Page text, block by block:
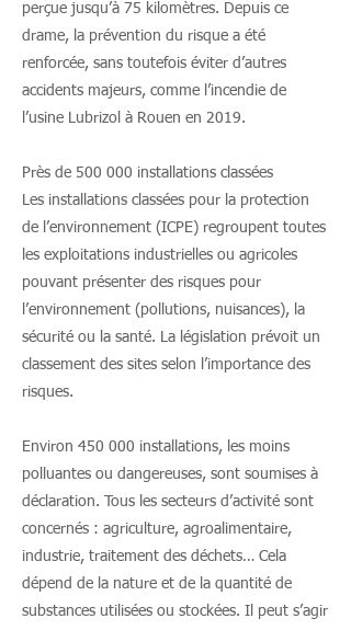
perçue jusqu’à 75 kilomètres. Depuis ce
drame, la prévention du risque a été
renforcée, sans toutefois éviter d’autres
accidents majeurs, comme l’incendie de
l’usine Lubrizol à Rouen en 2019.
Près de 500 000 installations classées
Les installations classées pour la protection
de l’environnement (ICPE) regroupent toutes
les exploitations industrielles ou agricoles
pouvant présenter des risques pour
l’environnement (pollutions, nuisances), la
sécurité ou la santé. La législation prévoit un
classement des sites selon l’importance des
risques.
Environ 450 000 installations, les moins
polluantes ou dangereuses, sont soumises à
déclaration. Tous les secteurs d’activité sont
concernés : agriculture, agroalimentaire,
industrie, traitement des déchets… Cela
dépend de la nature et de la quantité de
substances utilisées ou stockées. Il peut s’agir